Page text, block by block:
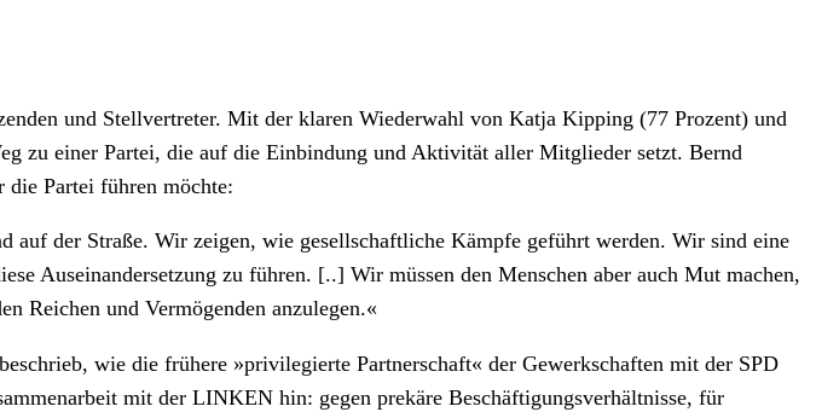
und Stellvertreter. Mit der klaren Wiederwahl von Katja Kipping (77 Prozent) und
zu einer Partei, die auf die Einbindung und Aktivität aller Mitglieder setzt. Bernd
die Partei führen möchte:
auf der Straße. Wir zeigen, wie gesellschaftliche Kämpfe geführt werden. Wir sind eine
Auseinandersetzung zu führen. [..] Wir müssen den Menschen aber auch Mut machen,
Reichen und Vermögenden anzulegen.«
wie die frühere »privilegierte Partnerschaft« der Gewerkschaften mit der SPD
mit der LINKEN hin: gegen prekäre Beschäftigungsverhältnisse, für